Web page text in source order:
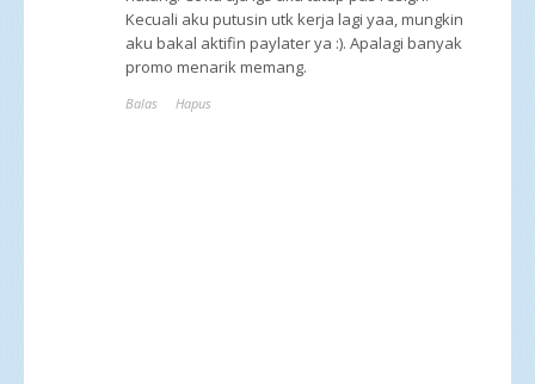
Kecuali aku putusin utk kerja lagi yaa, mungkin
aku bakal aktifin paylater ya :). Apalagi banyak
promo menarik memang.
Balas Hapus